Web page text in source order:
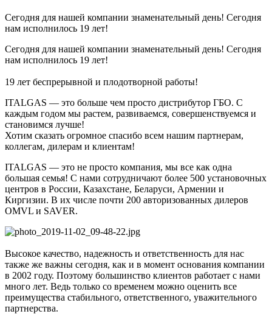
Сегодня для нашей компании знаменательный день! Сегодня
нам исполнилось 19 лет!
Сегодня для нашей компании знаменательный день! Сегодня
нам исполнилось 19 лет!
19 лет беспрерывной и плодотворной работы!
ITALGAS — это больше чем просто дистрибутор ГБО. C
каждым годом мы растем, развиваемся, совершенствуемся и
становимся лучше!
Хотим сказать огромное спасибо всем нашим партнерам,
коллегам, дилерам и клиентам!
ITALGAS — это не просто компания, мы все как одна
большая семья! С нами сотрудничают более 500 установочных
центров в России, Казахстане, Беларуси, Армении и
Киргизии. В их числе почти 200 авторизованных дилеров
OMVL и SAVER.
Высокое качество, надежность и ответственность для нас
также же важны сегодня, как и в момент основания компании
в 2002 году. Поэтому большинство клиентов работает с нами
много лет. Ведь только со временем можно оценить все
преимущества стабильного, ответственного, уважительного
партнерства.